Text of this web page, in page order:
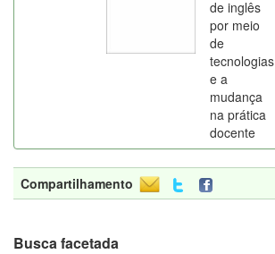
de inglês
por meio
de
tecnologias
e a
mudança
na prática
docente
Compartilhamento
Busca facetada